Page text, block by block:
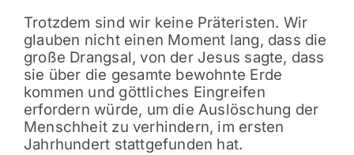
Trotzdem sind wir keine Präteristen. Wir
glauben nicht einen Moment lang, dass die
große Drangsal, von der Jesus sagte, dass
sie über die gesamte bewohnte Erde
kommen und göttliches Eingreifen
erfordern würde, um die Auslöschung der
Menschheit zu verhindern, im ersten
Jahrhundert stattgefunden hat.